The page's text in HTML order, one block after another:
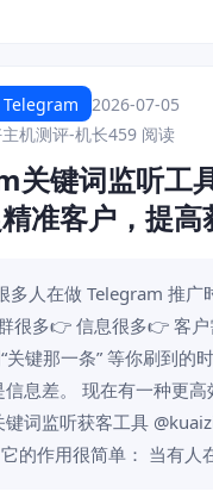
Telegram
2026-07-05
机测评-机长459 阅读
关键词监听工
准客户，提高
多人在做 Telegram 推广
很多👉 信息很多👉 客
关键那一条” 等你刷到的
息差。 现在有一种更高
键词监听获客工具
的作用很简单： 当有人